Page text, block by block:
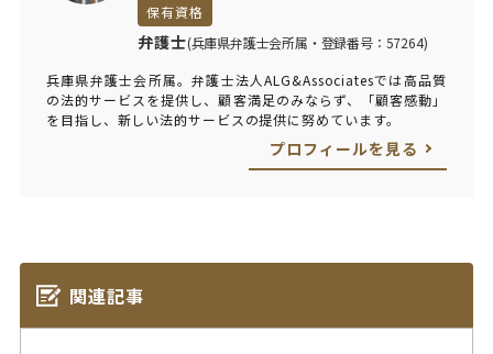
保有資格
弁護士(兵庫県弁護士会所属・登録番号：57264)
兵庫県弁護士会所属。弁護士法人ALG&Associatesでは高品質
の法的サービスを提供し、顧客満足のみならず、「顧客感動」
を目指し、新しい法的サービスの提供に努めています。
プロフィールを見る
関連記事